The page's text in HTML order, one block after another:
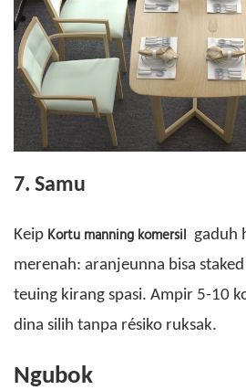
7. Samu
Keip Kortu manning komersil gaduh
merenah: aranjeunna bisa
teuing kirang spasi. Ampir 5-10
dina silih tanpa résiko ruksak.
Ngubok